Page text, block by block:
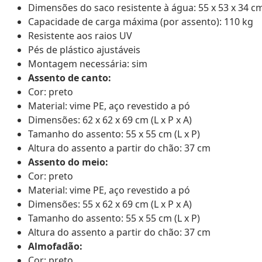
Dimensões do saco resistente à água: 55 x 53 x 34
Capacidade de carga máxima (por assento): 110 kg
Resistente aos raios UV
Pés de plástico ajustáveis
Montagem necessária: sim
Assento de canto:
Cor: preto
Material: vime PE, aço revestido a pó
Dimensões: 62 x 62 x 69 cm (L x P x A)
Tamanho do assento: 55 x 55 cm (L x P)
Altura do assento a partir do chão: 37 cm
Assento do meio:
Cor: preto
Material: vime PE, aço revestido a pó
Dimensões: 55 x 62 x 69 cm (L x P x A)
Tamanho do assento: 55 x 55 cm (L x P)
Altura do assento a partir do chão: 37 cm
Almofadão: